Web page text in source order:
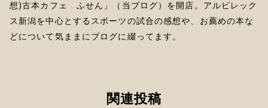
想)古本カフェ ふせん」（当ブログ）を開店。アルビレック
ス新潟を中心とするスポーツの試合の感想や、お薦めの本な
どについて気ままにブログに綴ってます。
関連投稿